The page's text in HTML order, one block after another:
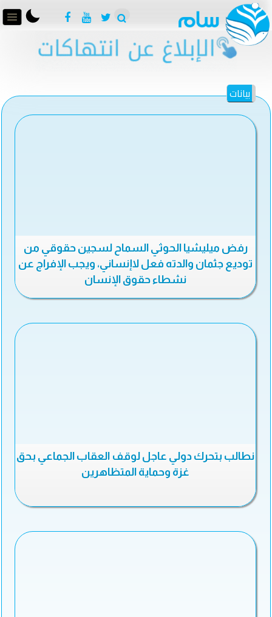
بيانات
رفض ميليشيا الحوثي السماح لسجين حقوقي من
توديع جثمان والدته فعل لاإنساني، ويجب الإفراج عن
نشطاء حقوق الإنسان
نطالب بتحرك دولي عاجل لوقف العقاب الجماعي بحق
غزة وحماية المتظاهرين